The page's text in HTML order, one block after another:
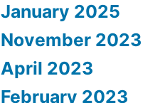
January 2025
November 2023
April 2023
February 2023